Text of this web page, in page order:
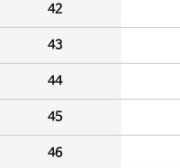
42
43
44
45
46